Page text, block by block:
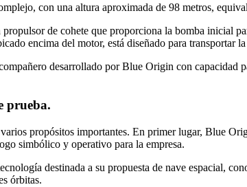
con una altura aproximada de 98 metros,
propulsor de cohete que proporciona la bomba inicial
encima del motor, está diseñado para transportar
desarrollado por Blue Origin con capacidad
prueba.
propósitos importantes. En primer lugar, Blue
simbólico y operativo para la empresa.
destinada a su propuesta de nave espacial,
órbitas.